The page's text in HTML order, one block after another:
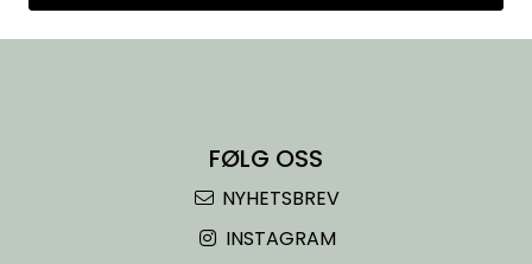
FØLG OSS
NYHETSBREV
INSTAGRAM